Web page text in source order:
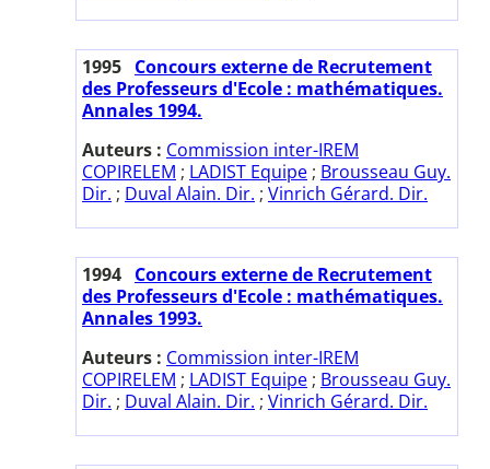
1995 Concours externe de Recrutement
des Professeurs d'Ecole : mathématiques.
Annales 1994.
Auteurs : Commission inter-IREM
COPIRELEM ; LADIST Equipe ; Brousseau Guy.
Dir. ; Duval Alain. Dir. ; Vinrich Gérard. Dir.
1994 Concours externe de Recrutement
des Professeurs d'Ecole : mathématiques.
Annales 1993.
Auteurs : Commission inter-IREM
COPIRELEM ; LADIST Equipe ; Brousseau Guy.
Dir. ; Duval Alain. Dir. ; Vinrich Gérard. Dir.